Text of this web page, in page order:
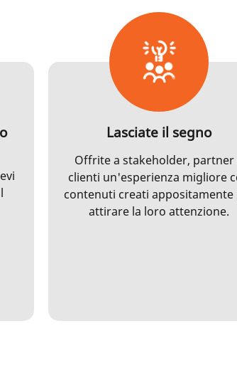
Lasciate il segno
Offrite a stakeholder, partner
clienti un'esperienza migliore
contenuti creati appositamente
attirare la loro attenzione.